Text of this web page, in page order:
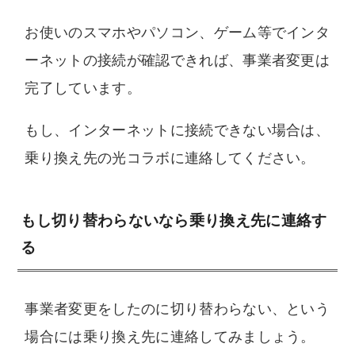
お使いのスマホやパソコン、ゲーム等でインタ
ーネットの接続が確認できれば、事業者変更は
完了しています。
もし、インターネットに接続できない場合は、
乗り換え先の光コラボに連絡してください。
もし切り替わらないなら乗り換え先に連絡す
る
事業者変更をしたのに切り替わらない、という
場合には乗り換え先に連絡してみましょう。